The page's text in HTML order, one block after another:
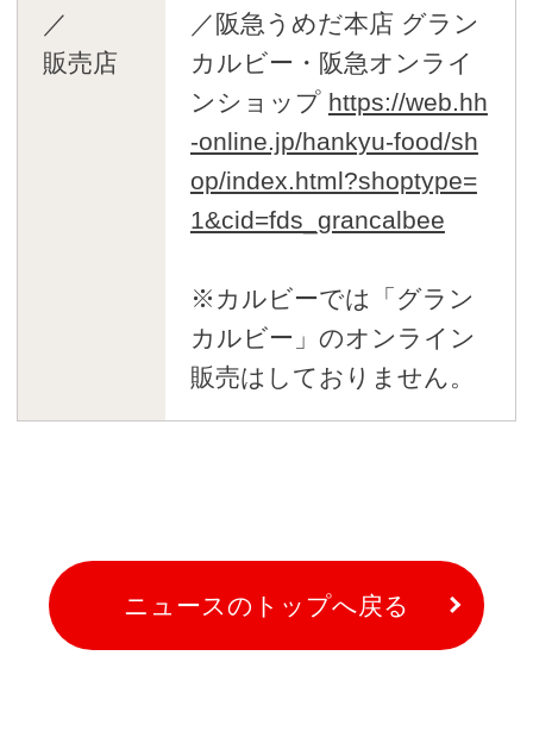
／
販売店
／阪急うめだ本店 グラン
カルビー・阪急オンライ
ンショップ https://web.hh
-online.jp/hankyu-food/sh
op/index.html?shoptype=
1&cid=fds_grancalbee
※カルビーでは「グラン
カルビー」のオンライン
販売はしておりません。
ニュースのトップへ戻る